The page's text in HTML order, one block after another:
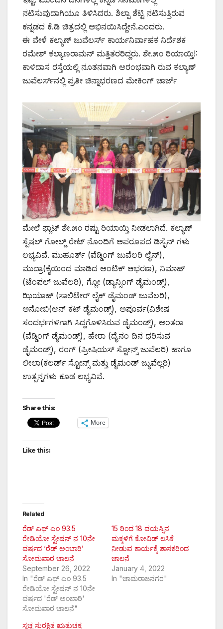
ನಟಿಸುವುದಾಗಿಯೂ ತಿಳಿಸಿದರು. ಶಿಲ್ಪಾ ಶೆಟ್ಟಿ ನಟಿಸುತ್ತಿರುವ
ಕನ್ನಡದ ಕೆ.ಡಿ ಚಿತ್ರದಲ್ಲಿ ಅಭಿನಯಿಸಿದ್ದೇನೆ.ಎಂದರು.
ಈ ವೇಳೆ ಕಲ್ಯಾಣ್ ಜುವೆಲರ್ಸ್ ಕಾರ್ಯನಿರ್ವಾಹಕ ನಿರ್ದೆಶಕ
ರಮೇಶ್ ಕಲ್ಯಾಣರಾಮನ್ ಮತ್ತಿತರರಿದ್ದರು. ಶೇ.೫೦ ರಿಯಾಯ್ತಿ!:
ಕಾಳಿದಾಸ ರಸ್ತೆಯಲ್ಲಿ ನೂತನವಾಗಿ ಆರಂಭವಾಗಿ ರುವ ಕಲ್ಯಾಣ್
ಜುವೆಲರ್ಸ್‌ನಲ್ಲಿ ಪ್ರತೀ ಚಿನ್ನಾಭರಣದ ಮೇಕಿಂಗ್ ಚಾರ್ಜ್
ಮೇಲೆ ಫ್ಲಾಟ್ ಶೇ.೫೦ ರಷ್ಟು ರಿಯಾಯ್ತಿ ನೀಡಲಾಗಿದೆ. ಕಲ್ಯಾಣ್
ಸ್ಪೆಷಲ್ ಗೋಲ್ಡ್ ರೇಟ್ ನೊಂದಿಗೆ ಅಪರೂಪದ ಡಿಸೈನ್ ಗಳು
ಲಭ್ಯವಿವೆ. ಮುಹೂರ್ತ್ (ವೆಡ್ಡಿಂಗ್ ಜುವೆಲರಿ ಲೈನ್),
ಮುದ್ರಾ(ಕೈಯಿಂದ ಮಾಡಿದ ಆಂಟಿಕ್ ಆಭರಣ), ನಿಮಾಹ್
(ಟೆಂಪಲ್ ಜುವೆಲರಿ), ಗ್ಲೋ (ಡ್ಯಾನ್ಸಿಂಗ್ ಡೈಮಂಡ್ಸ್),
ಝಿಯಾಹ್ (ಸಾಲಿಟೇರ್ ಲೈಕ್ ಡೈಮಂಡ್ ಜುವೆಲರಿ),
ಅನೋಬಿ(ಆನ್ ಕಟ್ ಡೈಮಂಡ್ಸ್), ಅಪೂರ್ವ(ವಿಶೇಷ
ಸಂದರ್ಭಗಳಿಗಾಗಿ ಸಿದ್ದಗೊಳಿಸಿರುವ ಡೈಮಂಡ್ಸ್), ಅಂತರಾ
(ವೆಡ್ಡಿಂಗ್ ಡೈಮಂಡ್ಸ್), ಹೇರಾ (ದೈನಂ ದಿನ ಧರಿಸುವ
ಡೈಮಂಡ್ಸ್), ರಂಗ್ (ಪ್ರೀಷಿಯಸ್ ಸ್ಟೋನ್ಸ್ ಜುವೆಲರಿ) ಹಾಗೂ
ಲೀಲಾ(ಕಲರ್ಡ್ ಸ್ಟೋನ್ಸ್ ಮತ್ತು ಡೈಮಂಡ್ ಜ್ಯುವೆಲ್ಲರಿ)
ಉತ್ಪನ್ನಗಳು ಕೂಡ ಲಭ್ಯವಿವೆ.
Share this:
More
Like this:
Related
ರೆಡ್ ಎಫ್ ಎಂ 93.5
ರೇಡಿಯೋ ಸ್ಟೇಷನ್ ನ 10ನೇ
ವರ್ಷದ ‘ರೆಡ್ ಅಂಬಾರಿ’
ಸೋಮವಾರ ಚಾಲನೆ
September 26, 2022
In "ರೆಡ್ ಎಫ್ ಎಂ 93.5
ರೇಡಿಯೋ ಸ್ಟೇಷನ್ ನ 10ನೇ
ವರ್ಷದ 'ರೆಡ್ ಅಂಬಾರಿ'
ಸೋಮವಾರ ಚಾಲನೆ"
15 ರಿಂದ 18 ವಯಸ್ಸಿನ
ಮಕ್ಕಳಿಗೆ ಕೋವಿಡ್ ಲಸಿಕೆ
ನೀಡುವ ಕಾರ್ಯಕ್ಕೆ ಶಾಸಕರಿಂದ
ಚಾಲನೆ
January 4, 2022
In "ಚಾಮರಾಜನಗರ"
ಸ್ವಚ್ಚ ಸುರಕ್ಷಿತ ಋತುಚಕ್ರ